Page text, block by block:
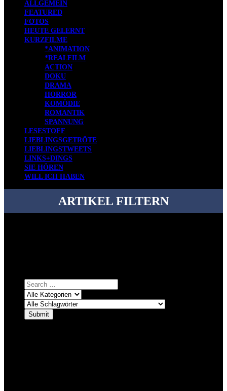
ALLGEMEIN
FEATURED
FOTOS
HEUTE GELERNT
KURZFILME
*ANIMATION
*REALFILM
ACTION
DOKU
DRAMA
HORROR
KOMÖDIE
ROMANTIK
SPANNUNG
LESESTOFF
LIEBLINGSGETRÖTE
LIEBLINGSTWEETS
LINKS+DINGS
SIE HÖREN
WILL ICH HABEN
ARTIKEL FILTERN